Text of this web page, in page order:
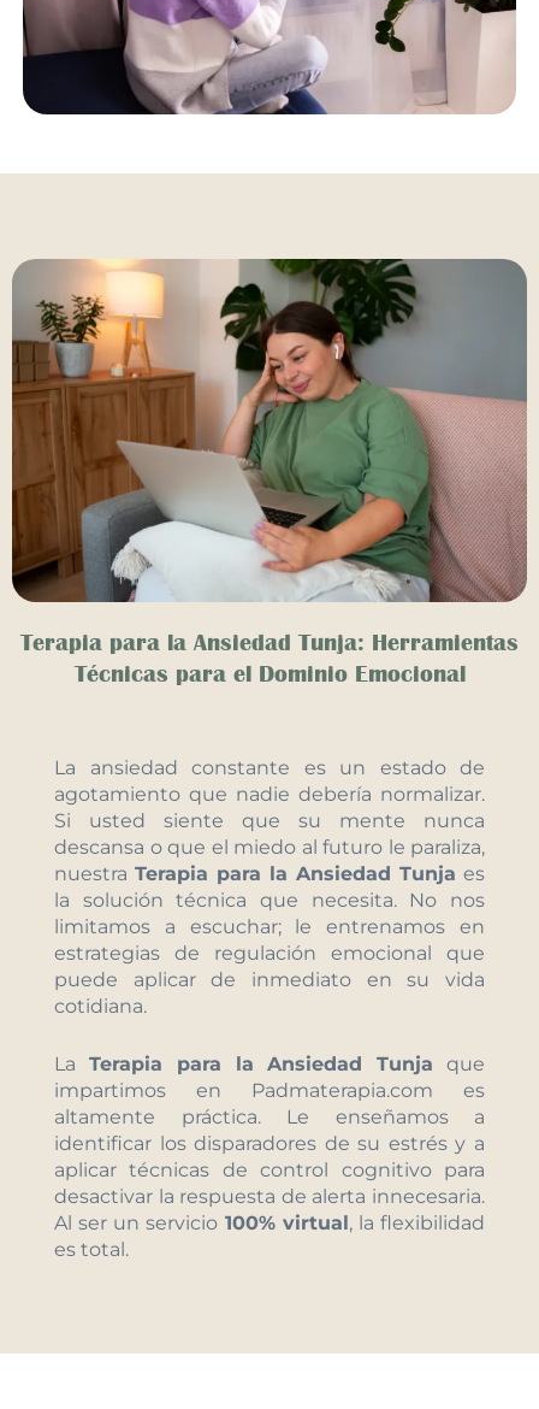
Terapia para la Ansiedad Tunja: Herramientas
Técnicas para el Dominio Emocional
La ansiedad constante es un estado de
agotamiento que nadie debería normalizar.
Si usted siente que su mente nunca
descansa o que el miedo al futuro le paraliza,
nuestra Terapia para la Ansiedad Tunja es
la solución técnica que necesita. No nos
limitamos a escuchar; le entrenamos en
estrategias de regulación emocional que
puede aplicar de inmediato en su vida
cotidiana.
La Terapia para la Ansiedad Tunja que
impartimos en Padmaterapia.com es
altamente práctica. Le enseñamos a
identificar los disparadores de su estrés y a
aplicar técnicas de control cognitivo para
desactivar la respuesta de alerta innecesaria.
Al ser un servicio 100% virtual, la flexibilidad
es total.